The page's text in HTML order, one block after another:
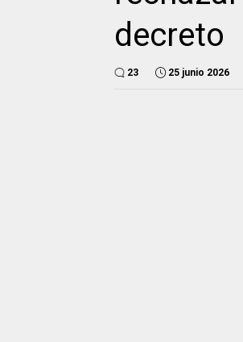
decreto
23 25 junio 2026